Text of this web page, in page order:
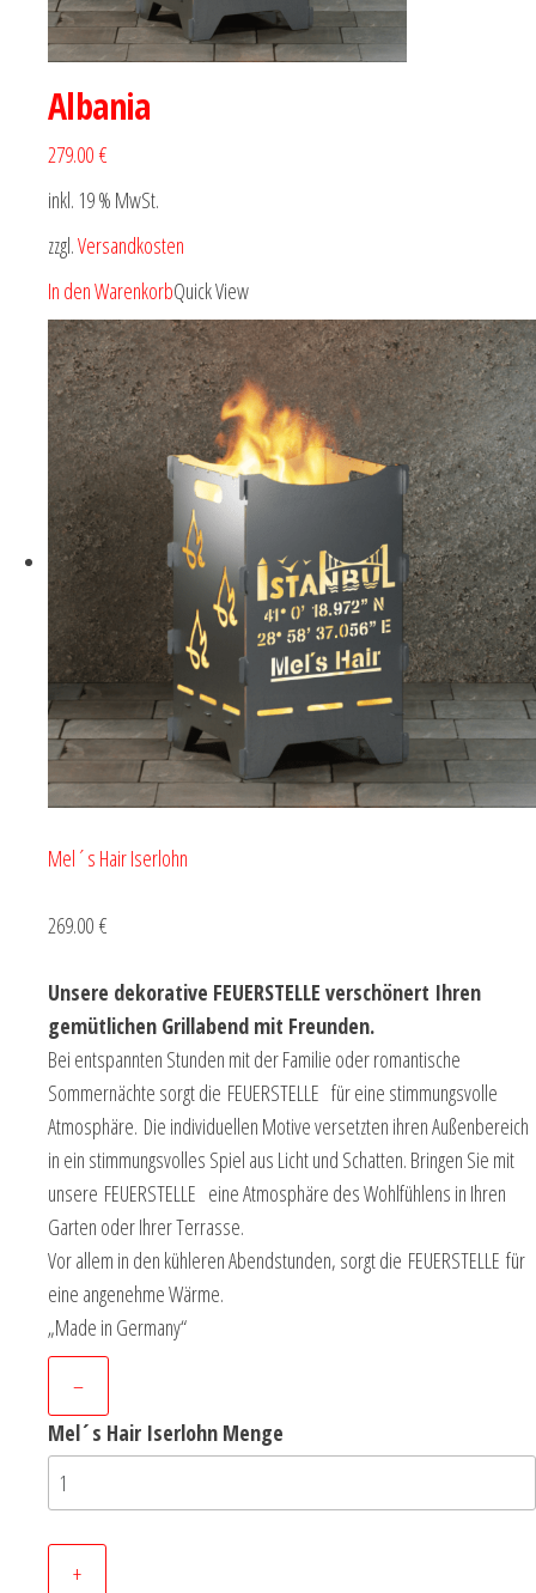
Albania
279.00 €
inkl. 19 % MwSt.
zzgl.Versandkosten
In den WarenkorbQuick View
Mel´s Hair Iserlohn
269.00 €
Unsere dekorative FEUERSTELLE verschönert Ihren
gemütlichen Grillabend mit Freunden.
Bei entspannten Stunden mit der Familie oder romantische
Sommernächte sorgt die FEUERSTELLE für eine stimmungsvolle
Atmosphäre. Die individuellen Motive versetzten ihren Außenbereich
in ein stimmungsvolles Spiel aus Licht und Schatten. Bringen Sie mit
unsere FEUERSTELLE eine Atmosphäre des Wohlfühlens in Ihren
Garten oder Ihrer Terrasse.
Vor allem in den kühleren Abendstunden, sorgt die FEUERSTELLE für
eine angenehme Wärme.
„Made in Germany“
–
Mel´s Hair Iserlohn Menge
+